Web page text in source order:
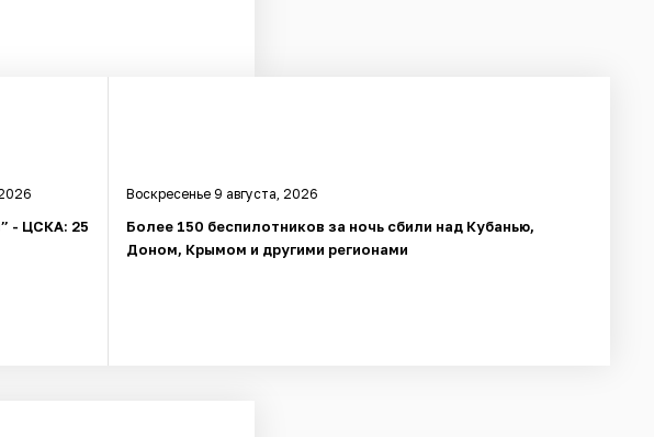
- ЦСКА: 25
Воскресенье 9 августа, 2026
Более 150 беспилотников за ночь сбили над Кубанью,
Доном, Крымом и другими регионами